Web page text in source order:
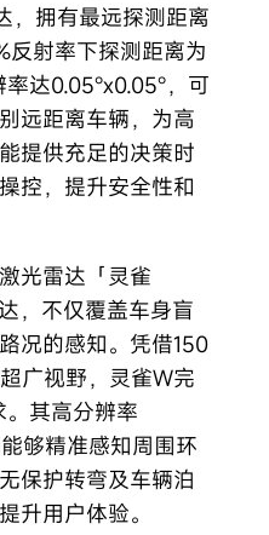
，拥有最远探测距离
反射率下探测距离为
达0.05°x0.05°，可
远距离车辆，为高
提供充足的决策时
控，提升安全性和
光雷达「灵雀
，不仅覆盖车身盲
况的感知。凭借150
广视野，灵雀W完
其高分辨率
能够精准感知周围环
保护转弯及车辆泊
升用户体验。